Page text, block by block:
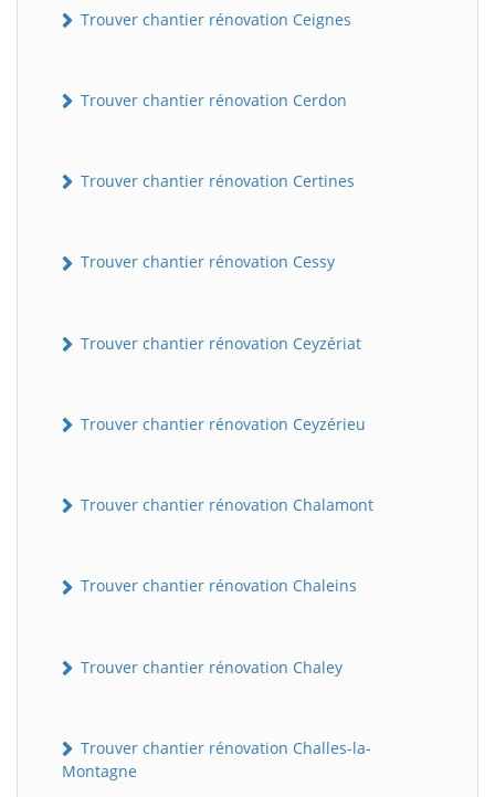
Trouver chantier rénovation Ceignes
Trouver chantier rénovation Cerdon
Trouver chantier rénovation Certines
Trouver chantier rénovation Cessy
Trouver chantier rénovation Ceyzériat
Trouver chantier rénovation Ceyzérieu
Trouver chantier rénovation Chalamont
Trouver chantier rénovation Chaleins
Trouver chantier rénovation Chaley
Trouver chantier rénovation Challes-la-
Montagne